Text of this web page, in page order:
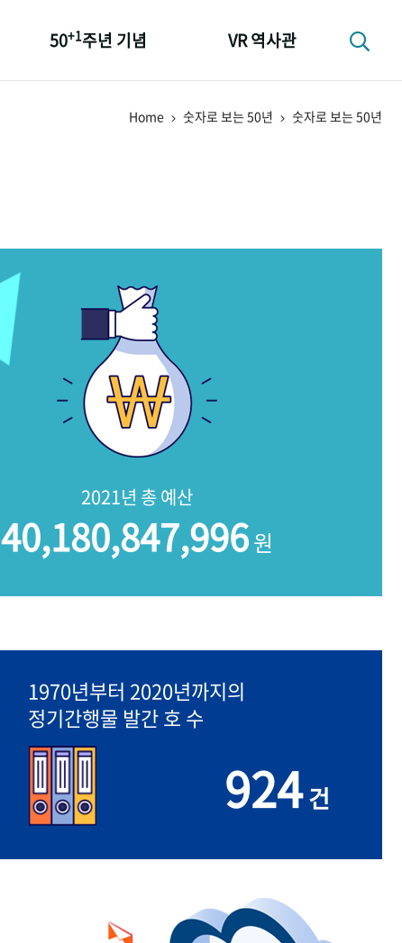
50+1주년 기념 VR 역사관
Home 숫자로 보는 50년 숫자로 보는 50년
2021년 총 예산
40,180,847,996원
1970년부터 2020년까지의
정기간행물 발간 호 수
924건